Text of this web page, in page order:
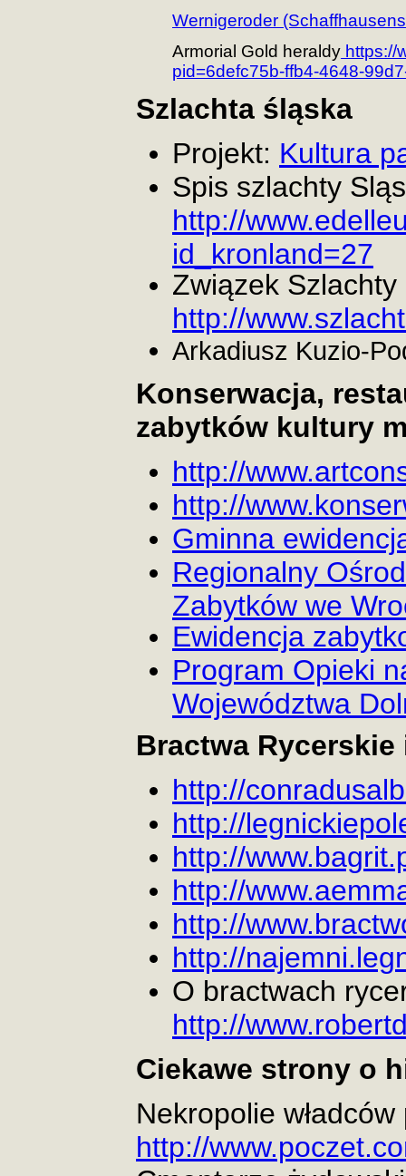
Wernigeroder
Armorial Gold heraldy https://
pid=6defc75b-ffb4-4648-
Szlachta śląska
Projekt: Kultura
Spis szlachty
http://
id_kronland=27
Związek Szlachty
http://
Arkadiusz Kuzio-
Konserwacja,
zabytków kultury
http://
http://
Gminna
Regionalny
Zabytków we
Ewidencja
Program Opieki
Województwa
Bractwa
http://
http://
http://
http://
http://
http://
O bractwach
http://
Ciekawe strony o
Nekropolie
http://